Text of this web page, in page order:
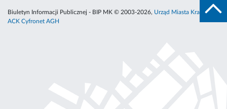
Biuletyn Informacji Publicznej - BIP MK © 2003-2026, Urząd Miasta Krakowa
ACK Cyfronet AGH